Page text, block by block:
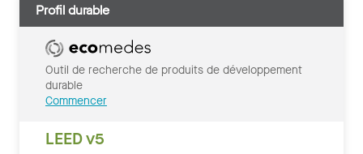
Profil durable
Outil de recherche de produits de développement
durable
Commencer
LEED v5